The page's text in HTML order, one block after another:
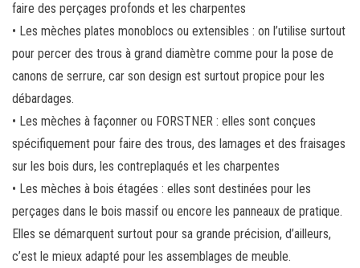
faire des perçages profonds et les charpentes
• Les mèches plates monoblocs ou extensibles : on l’utilise surtout
pour percer des trous à grand diamètre comme pour la pose de
canons de serrure, car son design est surtout propice pour les
débardages.
• Les mèches à façonner ou FORSTNER : elles sont conçues
spécifiquement pour faire des trous, des lamages et des fraisages
sur les bois durs, les contreplaqués et les charpentes
• Les mèches à bois étagées : elles sont destinées pour les
perçages dans le bois massif ou encore les panneaux de pratique.
Elles se démarquent surtout pour sa grande précision, d’ailleurs,
c’est le mieux adapté pour les assemblages de meuble.